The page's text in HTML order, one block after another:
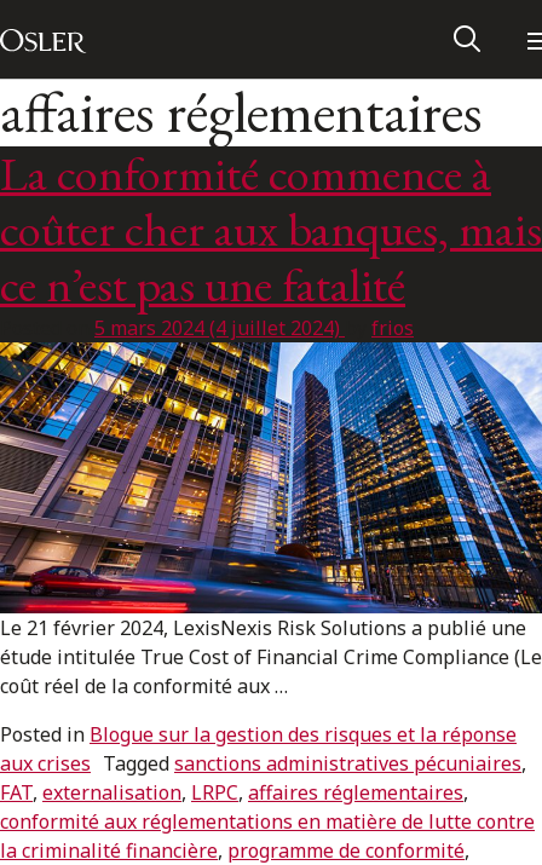
Passer au contenu
Main Navigation
Réseau des anciens d’Osler
Contactez-nous
ENGLISH
S’abonner aux articles Osler
S’abonner
affaires réglementaires
La conformité commence à
coûter cher aux banques, mais
ce n’est pas une fatalité
5 mars 2024(4 juillet 2024) frios
Le 21 février 2024, LexisNexis Risk Solutions a publié une
étude intitulée True Cost of Financial Crime Compliance (Le
coût réel de la conformité aux …
Posted in Blogue sur la gestion des risques et la réponse
aux crises Taggedsanctions administratives pécuniaires,
FAT, externalisation, LRPC, affaires réglementaires,
conformité aux réglementations en matière de lutte contre
la criminalité financière, programme de conformité,